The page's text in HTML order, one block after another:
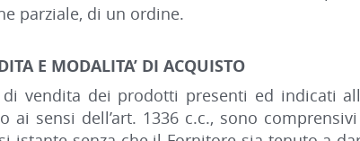
parziale, di un ordine.
E MODALITA’ DI ACQUISTO
vendita dei prodotti presenti ed indicati
ai sensi dell’art. 1336 c.c., sono